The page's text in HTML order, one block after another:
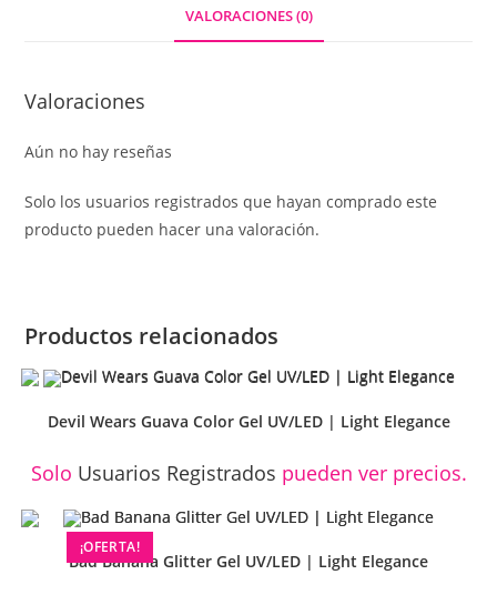
VALORACIONES (0)
Valoraciones
Aún no hay reseñas
Solo los usuarios registrados que hayan comprado este
producto pueden hacer una valoración.
Productos relacionados
Devil Wears Guava Color Gel UV/LED | Light Elegance
Solo Usuarios Registrados pueden ver precios.
¡OFERTA!
Bad Banana Glitter Gel UV/LED | Light Elegance